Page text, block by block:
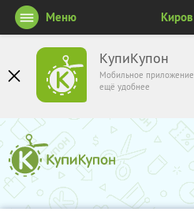
КупиКупон
Мобильное приложение
ещё удобнее
Меню Киров